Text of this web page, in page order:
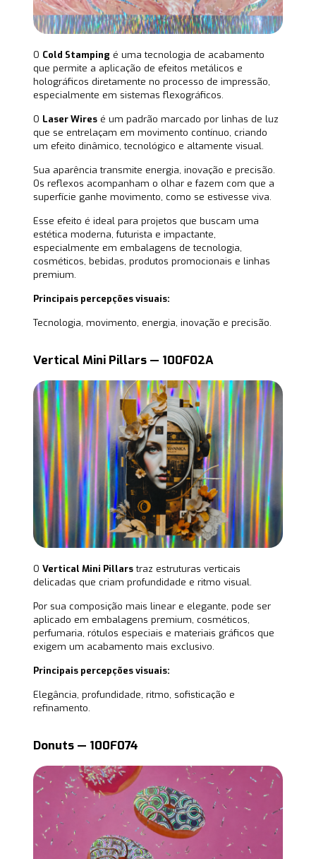
O Cold Stamping é uma tecnologia de acabamento
que permite a aplicação de efeitos metálicos e
holográficos diretamente no processo de impressão,
especialmente em sistemas flexográficos.
O Laser Wiresé um padrão marcado por linhas de luz
que se entrelaçam em movimento contínuo, criando
um efeito dinâmico, tecnológico e altamente visual.
Sua aparência transmite energia, inovação e precisão.
Os reflexos acompanham o olhar e fazem com que a
superfície ganhe movimento, como se estivesse viva.
Esse efeito é ideal para projetos que buscam uma
estética moderna, futurista e impactante,
especialmente em embalagens de tecnologia,
cosméticos, bebidas, produtos promocionais e linhas
premium.
Principais percepções visuais:
Tecnologia, movimento, energia, inovação e precisão.
Vertical Mini Pillars — 100F02A
O Vertical Mini Pillarstraz estruturas verticais
delicadas que criam profundidade e ritmo visual.
Por sua composição mais linear e elegante, pode ser
aplicado em embalagens premium, cosméticos,
perfumaria, rótulos especiais e materiais gráficos que
exigem um acabamento mais exclusivo.
Principais percepções visuais:
Elegância, profundidade, ritmo, sofisticação e
refinamento.
Donuts — 100F074